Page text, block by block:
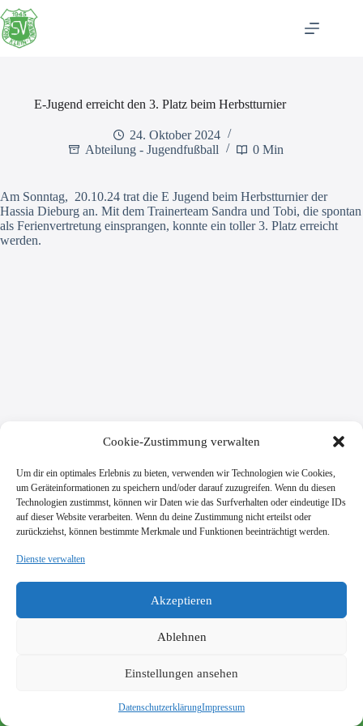
Cookie-Zustimmung verwalten
Um dir ein optimales Erlebnis zu bieten, verwenden wir Technologien wie Cookies,
um Geräteinformationen zu speichern und/oder darauf zuzugreifen. Wenn du diesen
Technologien zustimmst, können wir Daten wie das Surfverhalten oder eindeutige IDs
auf dieser Website verarbeiten. Wenn du deine Zustimmung nicht erteilst oder
zurückziehst, können bestimmte Merkmale und Funktionen beeinträchtigt werden.
Dienste verwalten
Akzeptieren
Ablehnen
Einstellungen ansehen
DatenschutzerklärungImpressum
Zum
Inhalt
springen
E-Jugend erreicht den 3. Platz beim Herbstturnier
24. Oktober 2024
Abteilung - Jugendfußball
0 Min
Am Sonntag, 20.10.24 trat die E Jugend beim Herbstturnier der
Hassia Dieburg an. Mit dem Trainerteam Sandra und Tobi, die spontan
als Ferienvertretung einsprangen, konnte ein toller 3. Platz erreicht
werden.
SV Viktoria Klein-Zimmern 1945 e.V.
Impressum
© 2026 SV Viktoria Klein-Zimmern 1945 e.V. - Realisierung